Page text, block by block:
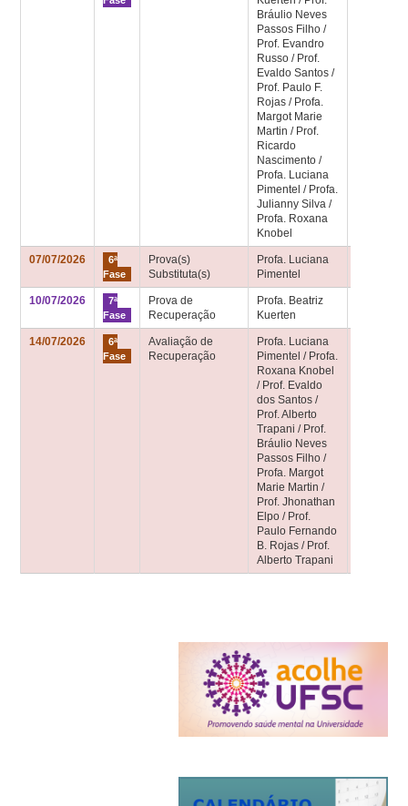
Bráulio Neves
Passos Filho /
Prof. Evandro
Russo / Prof.
Evaldo Santos /
Prof. Paulo F.
Rojas / Profa.
Margot Marie
Martin / Prof.
Ricardo
Nascimento /
Profa. Luciana
Pimentel / Profa.
Julianny Silva /
Profa. Roxana
Knobel
07/07/2026
6ª
Fase
Prova(s)
Substituta(s)
Profa. Luciana
Pimentel
10/07/2026
7ª
Fase
Prova de
Recuperação
Profa. Beatriz
Kuerten
14/07/2026
6ª
Fase
Avaliação de
Recuperação
Profa. Luciana
Pimentel / Profa.
Roxana Knobel
/ Prof. Evaldo
dos Santos /
Prof. Alberto
Trapani / Prof.
Bráulio Neves
Passos Filho /
Profa. Margot
Marie Martin /
Prof. Jhonathan
Elpo / Prof.
Paulo Fernando
B. Rojas / Prof.
Alberto Trapani